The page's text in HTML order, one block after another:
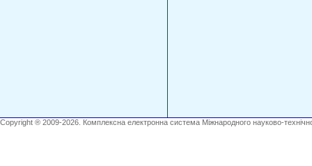
Copyright ® 2009-2026. Комплексна електронна система Міжнародного науково-